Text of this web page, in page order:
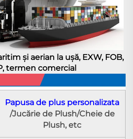
și aerian la uşă, EXW, FOB,
termen comercial
Papusa de plus personalizata
/Jucărie de Plush/Cheie de
Plush, etc